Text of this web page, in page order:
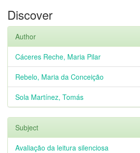
Discover
Author
Cáceres Reche, Maria Pilar
Rebelo, Maria da Conceição
Sola Martínez, Tomás
Subject
Avaliação da leitura silenciosa